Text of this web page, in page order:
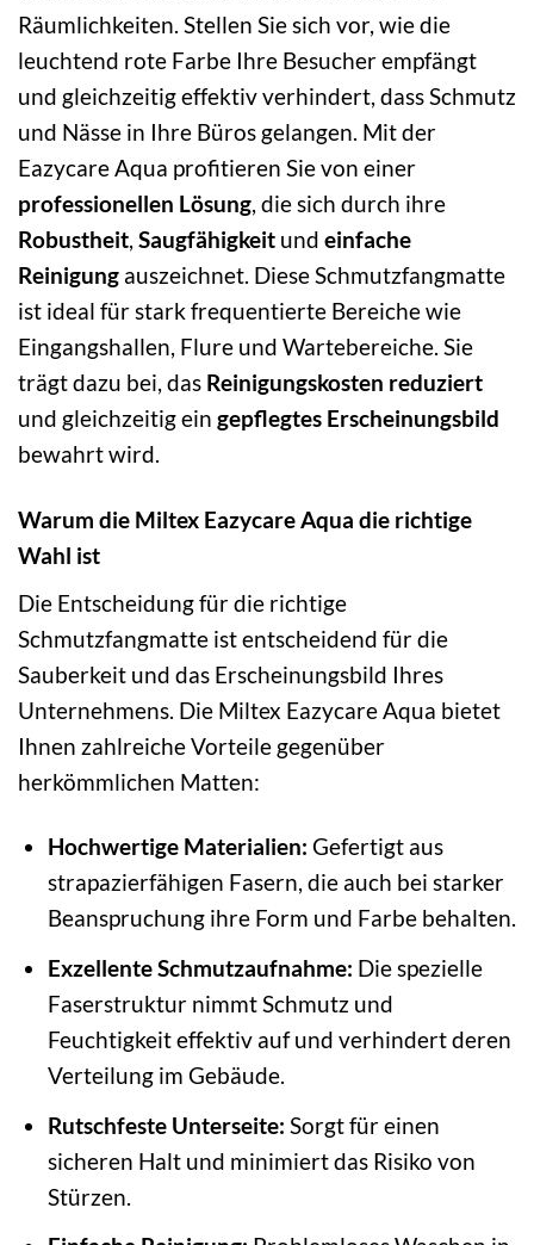
Räumlichkeiten. Stellen Sie sich vor, wie die
leuchtend rote Farbe Ihre Besucher empfängt
und gleichzeitig effektiv verhindert, dass Schmutz
und Nässe in Ihre Büros gelangen. Mit der
Eazycare Aqua profitieren Sie von einer
professionellen Lösung, die sich durch ihre
Robustheit, Saugfähigkeit und einfache
Reinigung auszeichnet. Diese Schmutzfangmatte
ist ideal für stark frequentierte Bereiche wie
Eingangshallen, Flure und Wartebereiche. Sie
trägt dazu bei, das Reinigungskosten reduziert
und gleichzeitig ein gepflegtes Erscheinungsbild
bewahrt wird.
Warum die Miltex Eazycare Aqua die richtige
Wahl ist
Die Entscheidung für die richtige
Schmutzfangmatte ist entscheidend für die
Sauberkeit und das Erscheinungsbild Ihres
Unternehmens. Die Miltex Eazycare Aqua bietet
Ihnen zahlreiche Vorteile gegenüber
herkömmlichen Matten:
Hochwertige Materialien: Gefertigt aus
strapazierfähigen Fasern, die auch bei starker
Beanspruchung ihre Form und Farbe behalten.
Exzellente Schmutzaufnahme: Die spezielle
Faserstruktur nimmt Schmutz und
Feuchtigkeit effektiv auf und verhindert deren
Verteilung im Gebäude.
Rutschfeste Unterseite: Sorgt für einen
sicheren Halt und minimiert das Risiko von
Stürzen.